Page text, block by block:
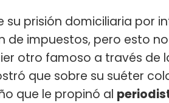
su prisión domiciliaria por
de impuestos, pero esto
otro famoso a través de
que sobre su suéter
que le propinó al